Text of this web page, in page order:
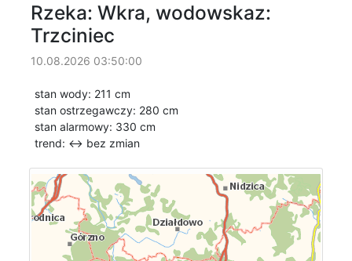
Rzeka: Wkra, wodowskaz:
Trzciniec
10.08.2026 03:50:00
stan wody: 211 cm
stan ostrzegawczy: 280 cm
stan alarmowy: 330 cm
trend: ↔ bez zmian